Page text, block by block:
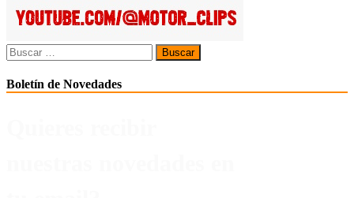
Buscar:
Boletín de Novedades